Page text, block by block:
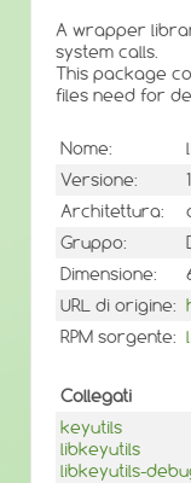
A wrapper
system calls.
This package
files need for
Nome:
Versione:
Architettura:
Gruppo:
Dimensione:
URL di origine:
RPM sorgente:
Collegati
keyutils
libkeyutils
libkeyutils-